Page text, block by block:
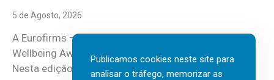
5 de Agosto, 2026
A Eurofirms – People first está de regresso aos
Wellbeing Awards, integrando o Top Wellbeing 2026.
Nesta edição, a multinacional...
Publicamos cookies neste site para
analisar o tráfego, memorizar as